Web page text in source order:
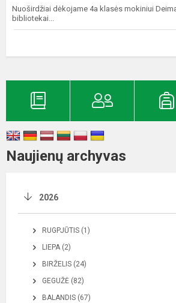
Nuoširdžiai dėkojame 4a klasės mokiniui
bibliotekai...
Naujienų archyvas
2026
RUGPJŪTIS (1)
LIEPA (2)
BIRŽELIS (24)
GEGUŽĖ (82)
BALANDIS (67)